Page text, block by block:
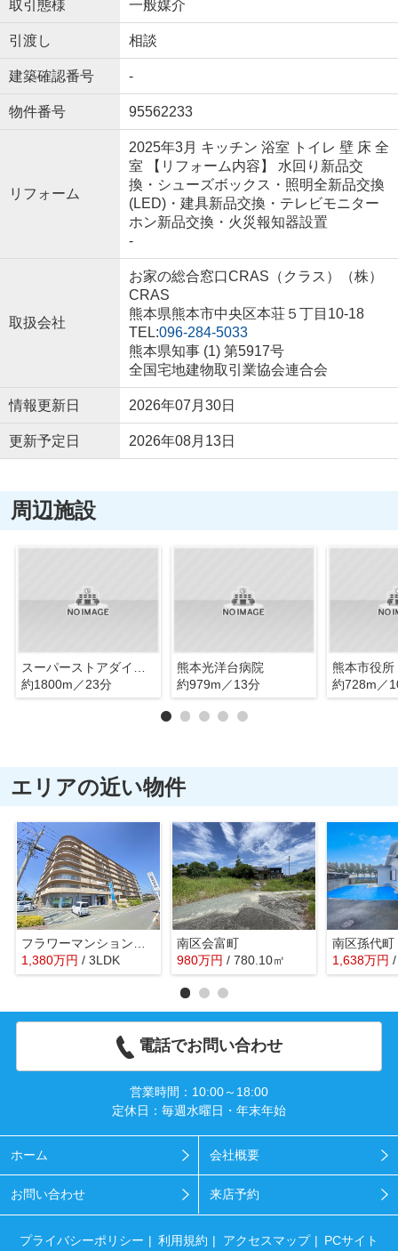
取引態様 一般媒介
引渡し 相談
建築確認番号 -
物件番号 95562233
リフォーム
2025年3月 キッチン 浴室 トイレ 壁 床 全
室 【リフォーム内容】 水回り新品交
換・シューズボックス・照明全新品交換
(LED)・建具新品交換・テレビモニター
ホン新品交換・火災報知器設置
-
取扱会社
お家の総合窓口CRAS（クラス）（株）
CRAS
熊本県熊本市中央区本荘５丁目10-18
TEL:096-284-5033
熊本県知事 (1) 第5917号
全国宅地建物取引業協会連合会
情報更新日 2026年07月30日
更新予定日 2026年08月13日
周辺施設
約1800m／23分
熊本光洋台病院
約979m／13分
約728m／
エリアの近い物件
1,380万円 / 3LDK
南区会富町
980万円 / 780.10㎡
南区孫代町
1,638万円
電話でお問い合わせ
営業時間：10:00～18:00
定休日：毎週水曜日・年末年始
ホーム 会社概要
お問い合わせ 来店予約
プライバシーポリシー 利用規約 アクセスマップ PCサイト